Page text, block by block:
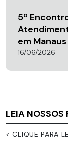
5º
em Manaus
16/06/2026
LEIA NOSSOS
< CLIQUE PARA